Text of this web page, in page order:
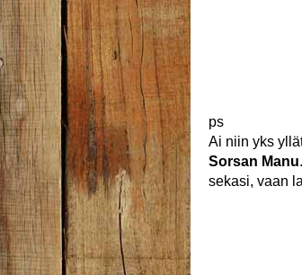
ps
Ai niin yks
Sorsan Manu
sekasi, vaan